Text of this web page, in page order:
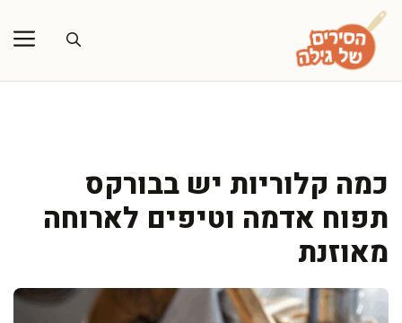
לדלג
לתוכן
כמה קלוריות יש בבורקס
תפוח אדמה וטיפים לארוחה
מאוזנת